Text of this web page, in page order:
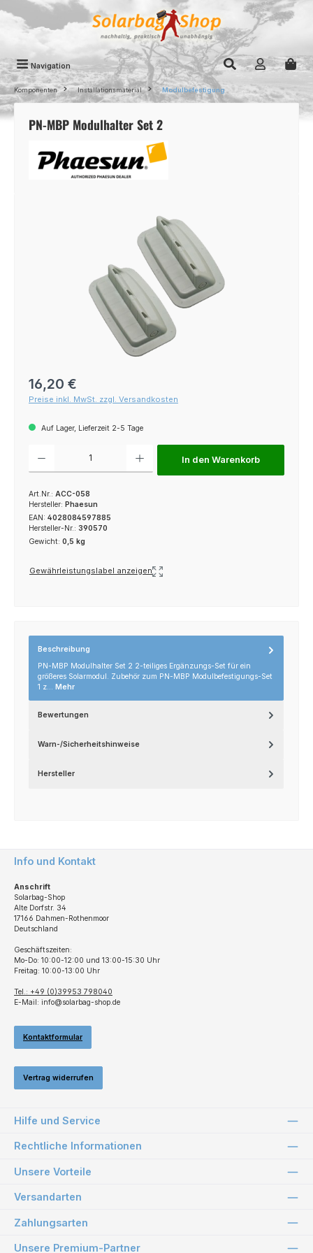
Zum Hauptinhalt springen
Navigation
Komponenten Installationsmaterial Modulbefestigung
PN-MBP Modulhalter Set 2
Regulärer Preis:
16,20 €
Preise inkl. MwSt. zzgl. Versandkosten
Auf Lager, Lieferzeit 2-5 Tage
Produkt Anzahl: Gib den gewünschten Wert ein oder benutze die
In den Warenkorb
Art.Nr.: ACC-058
Hersteller: Phaesun
EAN: 4028084597885
Hersteller-Nr.: 390570
Gewicht: 0,5 kg
Gewährleistungslabel anzeigen
Beschreibung
PN-MBP Modulhalter Set 2 2-teiliges Ergänzungs-Set für ein
größeres Solarmodul. Zubehör zum PN-MBP Modulbefestigungs-Set
1 z… Mehr
Bewertungen
Warn-/Sicherheitshinweise
Hersteller
Info und Kontakt
Anschrift
Solarbag-Shop
Alte Dorfstr. 34
17166 Dahmen-Rothenmoor
Deutschland
Geschäftszeiten:
Mo-Do: 10:00-12:00 und 13:00-15:30 Uhr
Freitag: 10:00-13:00 Uhr
Tel.: +49 (0)39953 798040
E-Mail: info@solarbag-shop.de
Kontaktformular
Vertrag widerrufen
Hilfe und Service
Rechtliche Informationen
Unsere Vorteile
Versandarten
Zahlungsarten
Unsere Premium-Partner